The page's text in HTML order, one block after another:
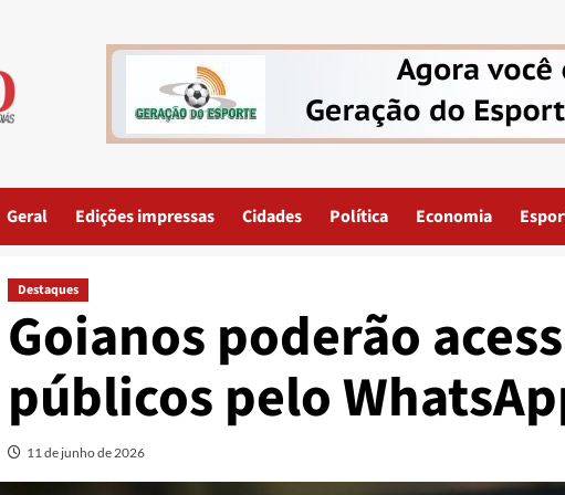
Geral Edições impressas Cidades Política Economia
Destaques
Goianos poderão
públicos pelo
11 de junho de 2026